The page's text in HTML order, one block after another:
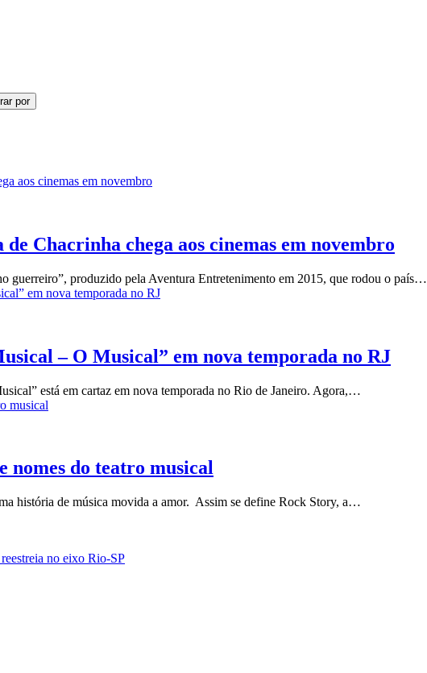
por
aos cinemas em novembro
Chacrinha chega aos cinemas em novembro
guerreiro”, produzido pela Aventura Entretenimento em 2015, que rodou o país…
em nova temporada no RJ
– O Musical” em nova temporada no RJ
está em cartaz em nova temporada no Rio de Janeiro. Agora,…
musical
nomes do teatro musical
história de música movida a amor. Assim se define Rock Story, a…
no eixo Rio-SP